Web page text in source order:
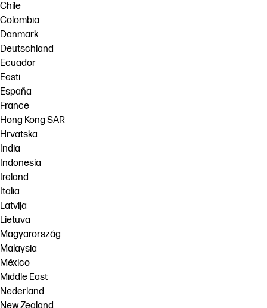
Chile
Colombia
Danmark
Deutschland
Ecuador
Eesti
España
France
Hong Kong SAR
Hrvatska
India
Indonesia
Ireland
Italia
Latvija
Lietuva
Magyarország
Malaysia
México
Middle East
Nederland